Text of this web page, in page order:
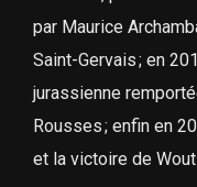
par Maurice
Saint-Gervais ; en
jurassienne
Rousses ; enfin en
et la victoire de